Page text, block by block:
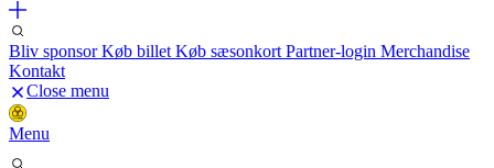
Bliv sponsorKøb billet Køb sæsonkort Partner-login Merchandise
Kontakt
Close menu
Menu